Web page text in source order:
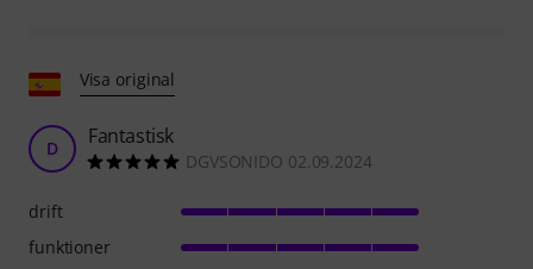
Visa original
D Fantastisk
DGVSONIDO 02.09.2024
drift
funktioner